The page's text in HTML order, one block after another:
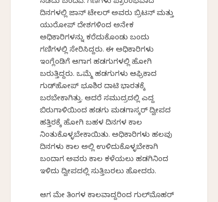
ನಡೆದು ಬಂದಿವೆ. ಗಣಿಗಳು ಪ್ರಾರಂಭವಾದ
ದಿನಗಳಲ್ಲಿ ಜಾನ್ ಟೇಲರ್ ಅವರು ಬ್ರಿಟನ್ ಮತ್ತು
ಯುರೋಪ್ ದೇಶಗಳಿಂದ ಅನೇಕ
ಅಧಿಕಾರಿಗಳನ್ನು ಕರೆದುಕೊಂಡು ಬಂದು
ಗಣಿಗಳಲ್ಲಿ ಸೇರಿಸಿದ್ದರು. ಈ ಅಧಿಕಾರಿಗಳು
ಇಂಗ್ಲೆಂಡಿಗೆ ಆಗಾಗ ಹಡಗುಗಳಲ್ಲಿ ಹೋಗಿ
ಬರುತ್ತಿದ್ದರು. ಒಮ್ಮೆ ಹಡಗುಗಳು ಆಫ್ರಿಕಾದ
ಗುಡ್‌ಹೋಪ್ ಭೂಶಿರ ದಾಟಿ ಭಾರತಕ್ಕೆ
ಬರಬೇಕಾಗಿತ್ತು. ಆದರೆ ಸಮುದ್ರದಲ್ಲಿ ಎದ್ದ
ಬಿರುಗಾಳಿಯಿಂದ ಹಡಗು ಮಡಗಾಸ್ಕರ್ ದ್ವೀಪದ
ಹತ್ತಿರಕ್ಕೆ ಹೋಗಿ ಬಹಳ ದಿನಗಳ ಕಾಲ
ನಿಂತುಕೊಳ್ಳಬೇಕಾಯಿತು. ಅಧಿಕಾರಿಗಳು ಹಲವು
ದಿನಗಳು ಕಾಲ ಅಲ್ಲಿ ಉಳಿದುಕೊಳ್ಳಬೇಕಾಗಿ
ಬಂದಾಗ ಅವರು ಕಾಲ ಕಳೆಯಲು ಹಡಗಿನಿಂದ
ಇಳಿದು ದ್ವೀಪದಲ್ಲಿ ಸುತ್ತಿಬರಲು ಹೋದರು.
ಆಗ ಮೇ ತಿಂಗಳ ಕಾಲವಾದ್ದರಿಂದ ಗುಲ್‌ಮೊಹರ್